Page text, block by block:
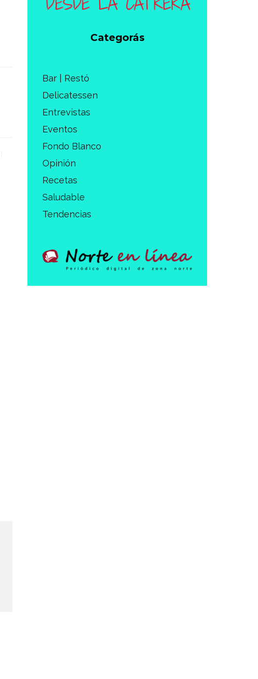
Categorás
Bar | Restó
Delicatessen
Entrevistas
Eventos
Fondo Blanco
Opinión
Recetas
Saludable
Tendencias